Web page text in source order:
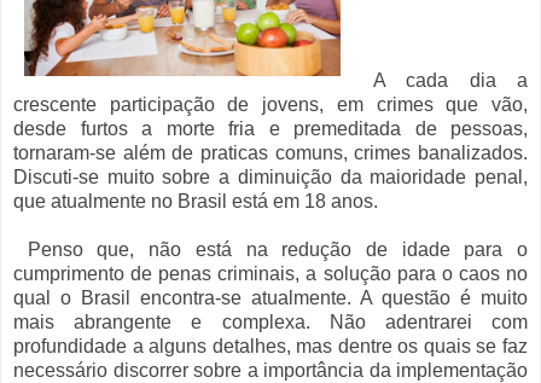
A cada dia a
crescente participação de jovens, em crimes que vão,
desde furtos a morte fria e premeditada de pessoas,
tornaram-se além de praticas comuns, crimes banalizados.
Discuti-se muito sobre a diminuição da maioridade penal,
que atualmente no Brasil está em 18 anos.
Penso que, não está na redução de idade para o
cumprimento de penas criminais, a solução para o caos no
qual o Brasil encontra-se atualmente. A questão é muito
mais abrangente e complexa. Não adentrarei com
profundidade a alguns detalhes, mas dentre os quais se faz
necessário discorrer sobre a importância da implementação